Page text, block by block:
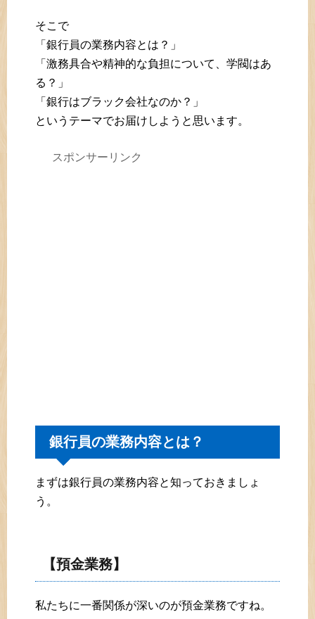
そこで
「銀行員の業務内容とは？」
「激務具合や精神的な負担について、学閥はあ
る？」
「銀行はブラック会社なのか？」
というテーマでお届けしようと思います。
スポンサーリンク
銀行員の業務内容とは？
まずは銀行員の業務内容と知っておきましょ
う。
【預金業務】
私たちに一番関係が深いのが預金業務ですね。